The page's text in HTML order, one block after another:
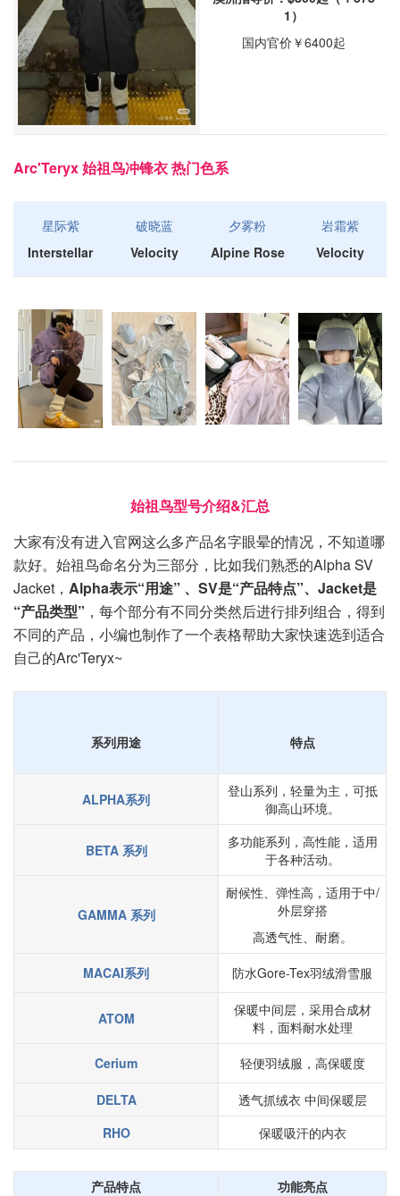
1）
国内官价￥6400起
Arc'Teryx 始祖鸟冲锋衣 热门色系
星际紫
Interstellar
破晓蓝
Velocity
夕雾粉
Alpine Rose
岩霜紫
Velocity
始祖鸟型号介绍&汇总
大家有没有进入官网这么多产品名字眼晕的情况，不知道哪
款好。始祖鸟命名分为三部分，比如我们熟悉的Alpha SV
Jacket， Alpha表示“用途” 、SV是“产品特点”、Jacket是
“产品类型” ，每个部分有不同分类然后进行排列组合，得到
不同的产品，小编也制作了一个表格帮助大家快速选到适合
自己的Arc'Teryx~
系列用途 特点
ALPHA系列
登山系列，轻量为主，可抵
御高山环境。
BETA 系列
多功能系列，高性能，适用
于各种活动。
GAMMA 系列
耐候性、弹性高，适用于中/
外层穿搭
高透气性、耐磨。
MACAI系列
防水Gore-Tex羽绒滑雪服
ATOM
保暖中间层，采用合成材
料，面料耐水处理
Cerium
轻便羽绒服，高保暖度
DELTA
透气抓绒衣 中间保暖层
RHO
保暖吸汗的内衣
产品特点 功能亮点